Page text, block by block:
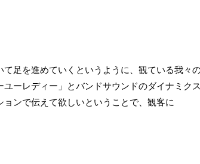
足を進めていくというように、観ている我々
ーレディー」とバンドサウンドのダイナミクス
ンで伝えて欲しいということで、観客に